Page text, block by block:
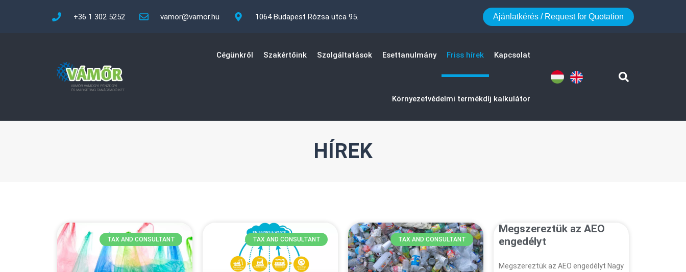
+36 1 302 5252 vamor@vamor.hu 1064 Budapest Rózsa utca 95. Ajánlatkérés / Request for Quotation
Cégünkről Szakértőink Szolgáltatások Esettanulmány Friss hírek Kapcsolat
Környezetvédelmi termékdíj kalkulátor
HÍREK
TAX AND CONSULTANT TAX AND CONSULTANT TAX AND CONSULTANT
Megszereztük az AEO
engedélyt
Megszereztük az AEO engedélyt Nagy